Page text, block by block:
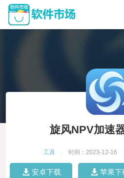
旋风NPV加速
工具 时间：2023-12-16
安卓下载 苹果下